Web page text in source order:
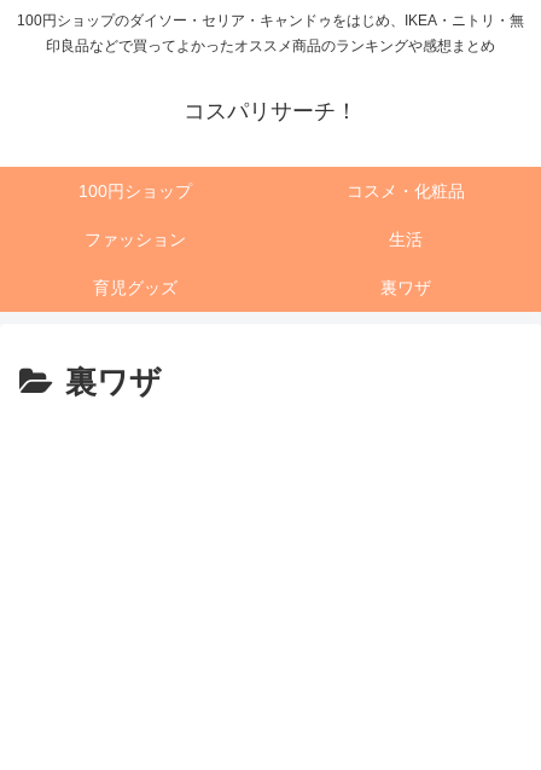
100円ショップのダイソー・セリア・キャンドゥをはじめ、IKEA・ニトリ・無
印良品などで買ってよかったオススメ商品のランキングや感想まとめ
コスパリサーチ！
100円ショップ コスメ・化粧品
ファッション 生活
育児グッズ 裏ワザ
裏ワザ